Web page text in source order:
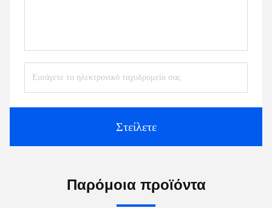
Στείλετε
Παρόμοια προϊόντα